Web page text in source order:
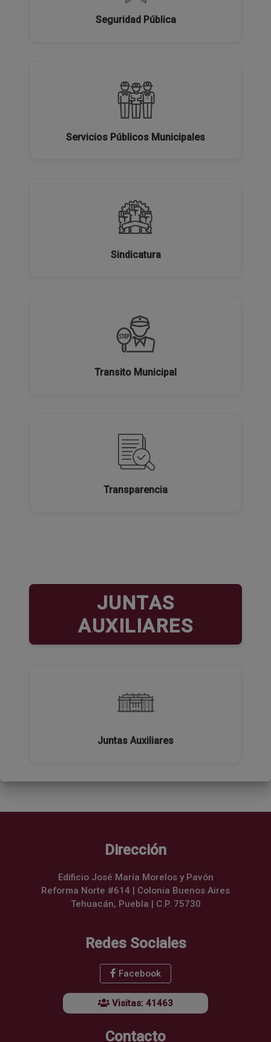
Seguridad Pública
Servicios Públicos Municipales
Sindicatura
Transito Municipal
Transparencia
JUNTAS
AUXILIARES
Juntas Auxiliares
Dirección
Edificio José María Morelos y Pavón
Reforma Norte #614 | Colonia Buenos Aires
Tehuacán, Puebla | C.P. 75730
Redes Sociales
Facebook
Visitas: 41463
Contacto